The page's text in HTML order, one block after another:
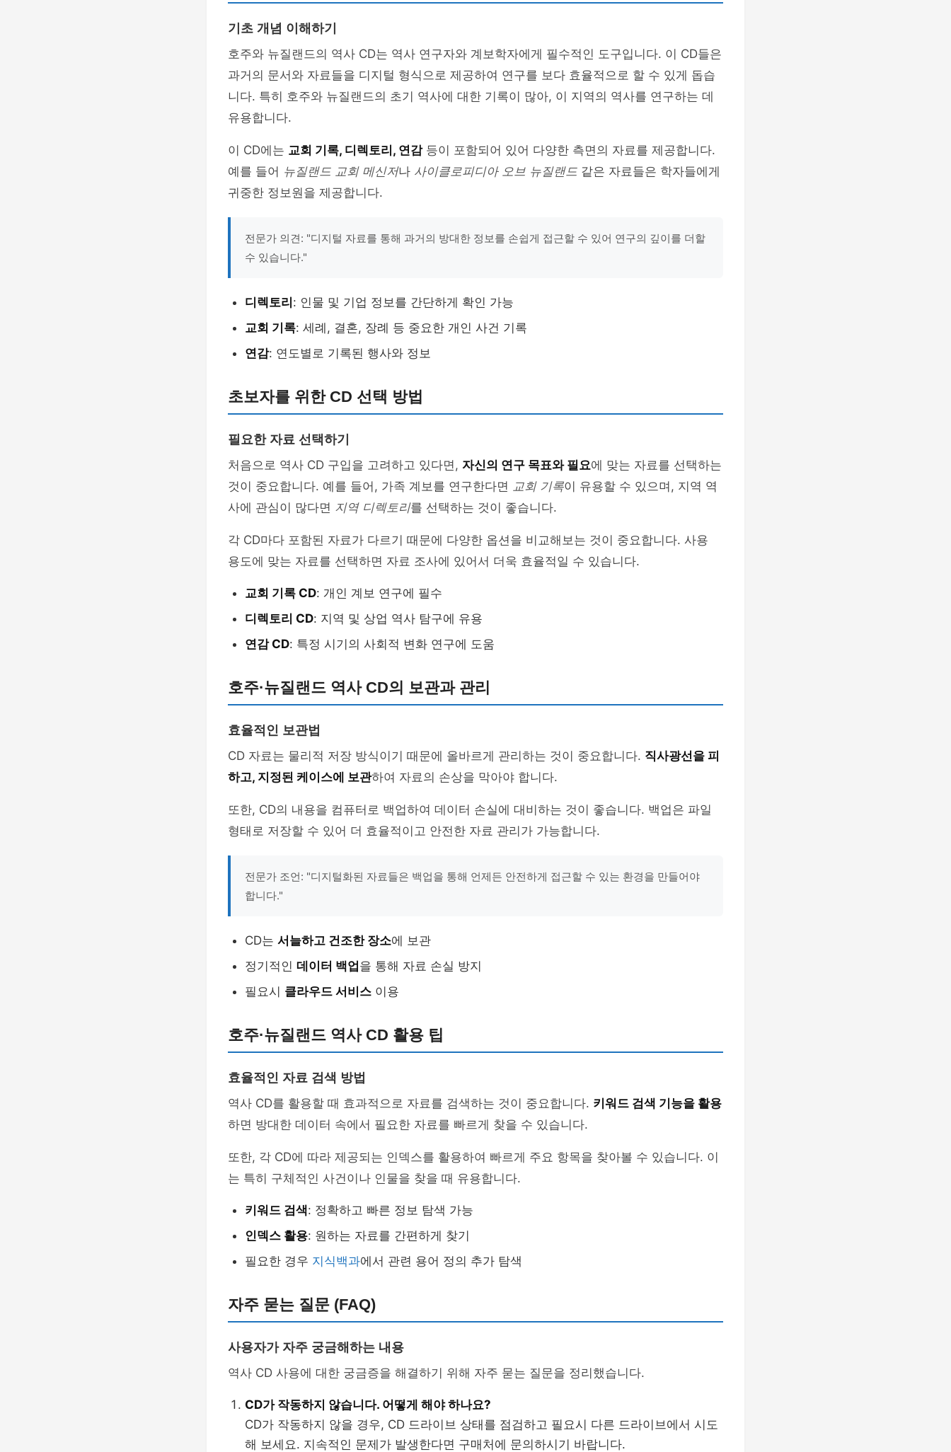
기초 개념 이해하기
호주와 뉴질랜드의 역사 CD는 역사 연구자와 계보학자에게 필수적인 도구입니다. 이 CD들은
과거의 문서와 자료들을 디지털 형식으로 제공하여 연구를 보다 효율적으로 할 수 있게 돕습
니다. 특히 호주와 뉴질랜드의 초기 역사에 대한 기록이 많아, 이 지역의 역사를 연구하는 데
유용합니다.
이 CD에는 교회 기록, 디렉토리, 연감등이 포함되어 있어 다양한 측면의 자료를 제공합니다.
예를 들어 뉴질랜드 교회 메신저나 사이클로피디아 오브 뉴질랜드 같은 자료들은 학자들에게
귀중한 정보원을 제공합니다.
전문가 의견: "디지털 자료를 통해 과거의 방대한 정보를 손쉽게 접근할 수 있어 연구의 깊이를 더할
수 있습니다."
디렉토리 : 인물 및 기업 정보를 간단하게 확인 가능
교회 기록: 세례, 결혼, 장례 등 중요한 개인 사건 기록
연감: 연도별로 기록된 행사와 정보
초보자를 위한 CD 선택 방법
필요한 자료 선택하기
처음으로 역사 CD 구입을 고려하고 있다면, 자신의 연구 목표와 필요에 맞는 자료를 선택하는
것이 중요합니다. 예를 들어, 가족 계보를 연구한다면 교회 기록이 유용할 수 있으며, 지역 역
사에 관심이 많다면 지역 디렉토리를 선택하는 것이 좋습니다.
각 CD마다 포함된 자료가 다르기 때문에 다양한 옵션을 비교해보는 것이 중요합니다. 사용
용도에 맞는 자료를 선택하면 자료 조사에 있어서 더욱 효율적일 수 있습니다.
교회 기록 CD: 개인 계보 연구에 필수
디렉토리 CD: 지역 및 상업 역사 탐구에 유용
연감 CD: 특정 시기의 사회적 변화 연구에 도움
호주·뉴질랜드 역사 CD의 보관과 관리
효율적인 보관법
CD 자료는 물리적 저장 방식이기 때문에 올바르게 관리하는 것이 중요합니다. 직사광선을 피
하고, 지정된 케이스에 보관하여 자료의 손상을 막아야 합니다.
또한, CD의 내용을 컴퓨터로 백업하여 데이터 손실에 대비하는 것이 좋습니다. 백업은 파일
형태로 저장할 수 있어 더 효율적이고 안전한 자료 관리가 가능합니다.
전문가 조언: "디지털화된 자료들은 백업을 통해 언제든 안전하게 접근할 수 있는 환경을 만들어야
합니다."
CD는 서늘하고 건조한 장소에 보관
정기적인 데이터 백업 을 통해 자료 손실 방지
필요시 클라우드 서비스 이용
호주·뉴질랜드 역사 CD 활용 팁
효율적인 자료 검색 방법
역사 CD를 활용할 때 효과적으로 자료를 검색하는 것이 중요합니다. 키워드 검색 기능을 활용
하면 방대한 데이터 속에서 필요한 자료를 빠르게 찾을 수 있습니다.
또한, 각 CD에 따라 제공되는 인덱스를 활용하여 빠르게 주요 항목을 찾아볼 수 있습니다. 이
는 특히 구체적인 사건이나 인물을 찾을 때 유용합니다.
키워드 검색: 정확하고 빠른 정보 탐색 가능
인덱스 활용: 원하는 자료를 간편하게 찾기
필요한 경우 지식백과에서 관련 용어 정의 추가 탐색
자주 묻는 질문 (FAQ)
사용자가 자주 궁금해하는 내용
역사 CD 사용에 대한 궁금증을 해결하기 위해 자주 묻는 질문을 정리했습니다.
CD가 작동하지 않습니다. 어떻게 해야 하나요?
CD가 작동하지 않을 경우, CD 드라이브 상태를 점검하고 필요시 다른 드라이브에서 시도
해 보세요. 지속적인 문제가 발생한다면 구매처에 문의하시기 바랍니다.